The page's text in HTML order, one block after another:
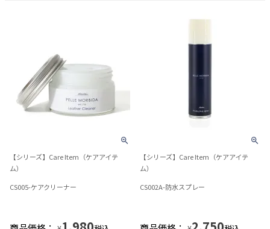
【シリーズ】Care Item（ケアアイテ
ム）
CS005-ケアクリーナー
【シリーズ】Care Item（ケアアイテ
ム）
CS002A-防水スプレー